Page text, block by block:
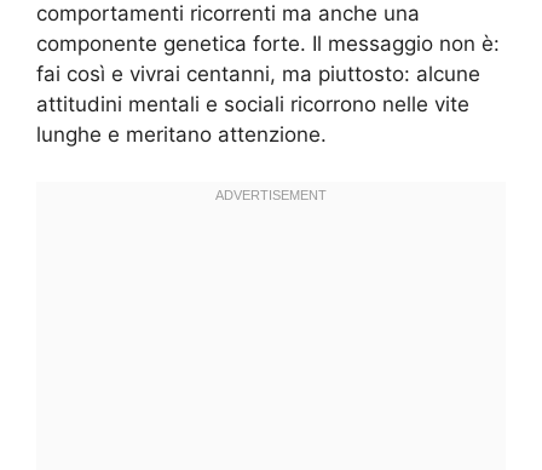
comportamenti ricorrenti ma anche una
componente genetica forte. Il messaggio non è:
fai così e vivrai centanni, ma piuttosto: alcune
attitudini mentali e sociali ricorrono nelle vite
lunghe e meritano attenzione.